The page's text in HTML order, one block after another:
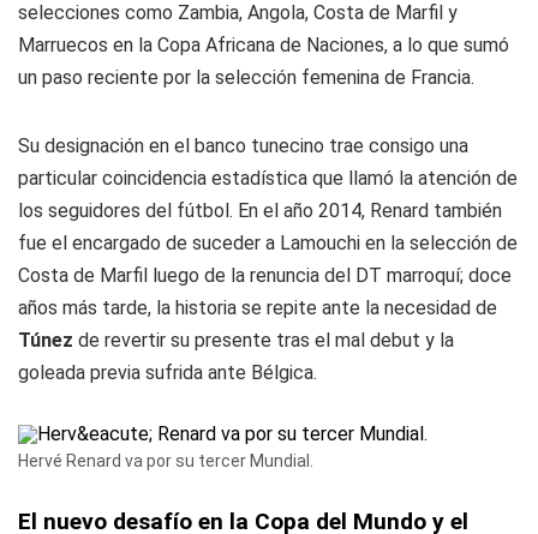
selecciones como Zambia, Angola, Costa de Marfil y
Marruecos en la Copa Africana de Naciones, a lo que sumó
un paso reciente por la selección femenina de Francia.
Su designación en el banco tunecino trae consigo una
particular coincidencia estadística que llamó la atención de
los seguidores del fútbol. En el año 2014, Renard también
fue el encargado de suceder a Lamouchi en la selección de
Costa de Marfil luego de la renuncia del DT marroquí; doce
años más tarde, la historia se repite ante la necesidad de
Túnez de revertir su presente tras el mal debut y la
goleada previa sufrida ante Bélgica.
Hervé Renard va por su tercer Mundial.
El nuevo desafío en la Copa del Mundo y el